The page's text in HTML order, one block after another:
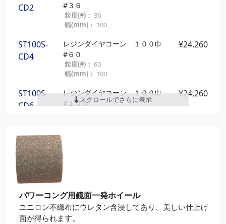
CD2
#３６
粒度(#)： 36
幅(mm)： 100
ST100S-
CD4
レジンダイヤコーン １００巾
#６０
粒度(#)： 60
幅(mm)： 100
¥24,260
ST100S-
CD6
レジンダイヤコーン １００巾
#１００
¥24,260
スクロールでさらに表示
パワーコング用鏡面一発ホイール
ユニロン不織布にウレタン含浸してあり、美しい仕上げ
面が得られます。